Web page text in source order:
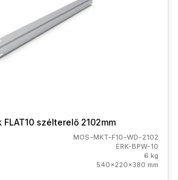
FLAT10 szélterelő 2102mm
MOS-MKT-F10-WD-2102
ERK-BPW-10
6 kg
540x220x380 mm